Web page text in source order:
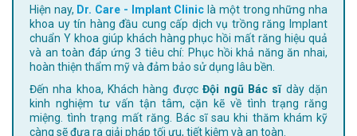
Hiện nay, Dr. Care - Implant Clinic là một trong những nha
khoa uy tín hàng đầu cung cấp dịch vụ trồng răng Implant
chuẩn Y khoa giúp khách hàng phục hồi mất răng hiệu quả
và an toàn đáp ứng 3 tiêu chí: Phục hồi khả năng ăn nhai,
hoàn thiện thẩm mỹ và đảm bảo sử dụng lâu bền.
Đến nha khoa, Khách hàng đượcĐội ngũ Bác sĩdày dặn
kinh nghiệm tư vấn tận tâm, cặn kẽ về tình trạng răng
miệng. tình trạng mất răng. Bác sĩ sau khi thăm khám kỹ
càng sẽ đưa ra giải pháp tối ưu, tiết kiệm và an toàn.